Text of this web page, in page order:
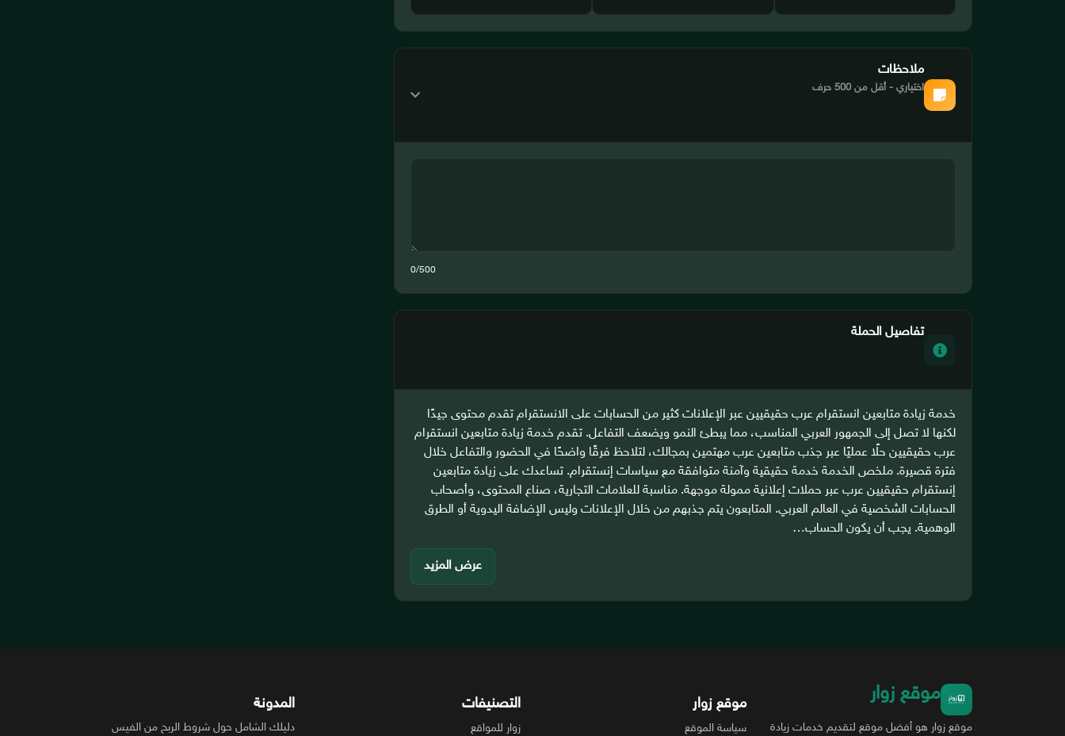
ملاحظات
اختياري - أقل من 500 حرف
0/500
تفاصيل الحملة
خدمة زيادة متابعين انستقرام عرب حقيقيين عبر الإعلانات كثير من الحسابات على الانستقرام تقدم محتوى جيدًا
لكنها لا تصل إلى الجمهور العربي المناسب، مما يبطئ النمو ويضعف التفاعل. تقدم خدمة زيادة متابعين انستقرام
عرب حقيقيين حلًا عمليًا عبر جذب متابعين عرب مهتمين بمجالك، لتلاحظ فرقًا واضحًا في الحضور والتفاعل خلال
فترة قصيرة. ملخص الخدمة خدمة حقيقية وآمنة متوافقة مع سياسات إنستقرام. تساعدك على زيادة متابعين
إنستقرام حقيقيين عرب عبر حملات إعلانية ممولة موجهة. مناسبة للعلامات التجارية، صناع المحتوى، وأصحاب
الحسابات الشخصية في العالم العربي. المتابعون يتم جذبهم من خلال الإعلانات وليس الإضافة اليدوية أو الطرق
الوهمية. يجب أن يكون الحساب…
عرض المزيد
موقع زوار
موقع زوار هو أفضل موقع لتقديم خدمات زيادة
موقع زوار
سياسة الموقع
التصنيفات
زوار للمواقع
المدونة
دليلك الشامل حول شروط الربح من الفيس